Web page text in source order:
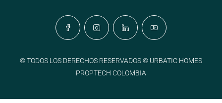
© TODOS LOS DERECHOS RESERVADOS © URBATIC HOMES
PROPTECH COLOMBIA